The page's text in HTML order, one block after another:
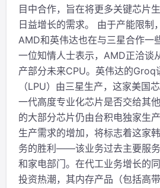
目中合作，旨在将更多关键芯片
日益增长的需求。 由于产能限制
AMD和英伟达也在与三星合作一
一位知情人士表示，AMD正洽谈
产部分未来CPU。英伟达的Groq
（LPU）由三星生产，这家美国
一代高度专业化芯片是否交给其
的大部分芯片仍由台积电独家生
生产需求的增加，将标志着这家
务的胜利——该业务过去主要服
和家电部门。在代工业务增长的
投资热潮，其内存产品（包括高